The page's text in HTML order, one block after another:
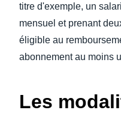
titre d'exemple, un
mensuel et prenant
éligible au
abonnement au moins
Les